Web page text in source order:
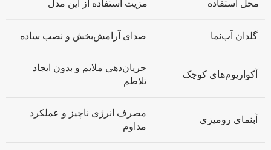
محل استفاده مزیت استفاده از این مدل
گلدان آب‌نما صدای آرامش‌بخش و نصب ساده
آکواریوم‌های کوچک
جریان‌دهی ملایم و بدون ایجاد
تلاطم
آبنمای رومیزی
مصرف انرژی ناچیز و عملکرد
مداوم